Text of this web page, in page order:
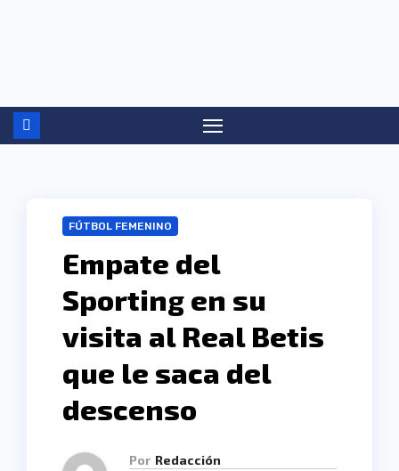
FÚTBOL FEMENINO
Empate del
Sporting en su
visita al Real Betis
que le saca del
descenso
Por Redacción